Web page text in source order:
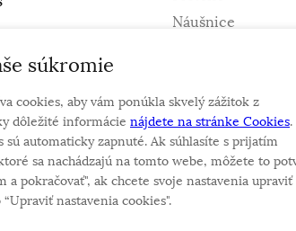
Náušnice
Náramky
Náhrdelníky
Obrúčky
súkromie
cookies, aby vám ponúkla skvelý zážitok z
dôležité informácie nájdete na stránke Cookies.
sú automaticky zapnuté. Ak súhlasíte s prijatím
sa nachádzajú na tomto webe, môžete to
a pokračovať", ak chcete svoje nastavenia upraviť
nastavenia cookies".